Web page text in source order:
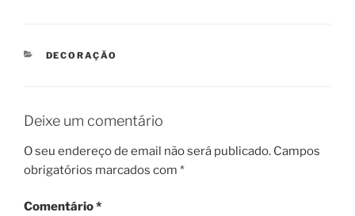
CATEGORIAS
DECORAÇÃO
Deixe um comentário
O seu endereço de email não será publicado. Campos
obrigatórios marcados com *
Comentário*